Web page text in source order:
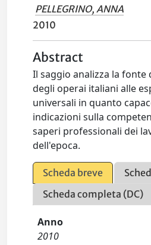
PELLEGRINO, ANNA
2010
Abstract
Il saggio analizza la fonte
degli operai italiani alle
universali in quanto
indicazioni sulla
saperi professionali dei
dell'epoca.
Scheda breve
Scheda completa (DC)
Anno
2010